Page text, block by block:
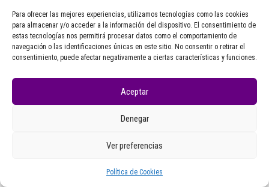
Para ofrecer las mejores experiencias, utilizamos tecnologías como las cookies
para almacenar y/o acceder a la información del dispositivo. El consentimiento de
estas tecnologías nos permitirá procesar datos como el comportamiento de
navegación o las identificaciones únicas en este sitio. No consentir o retirar el
consentimiento, puede afectar negativamente a ciertas características y funciones.
Aceptar
Denegar
Ver preferencias
Política de Cookies